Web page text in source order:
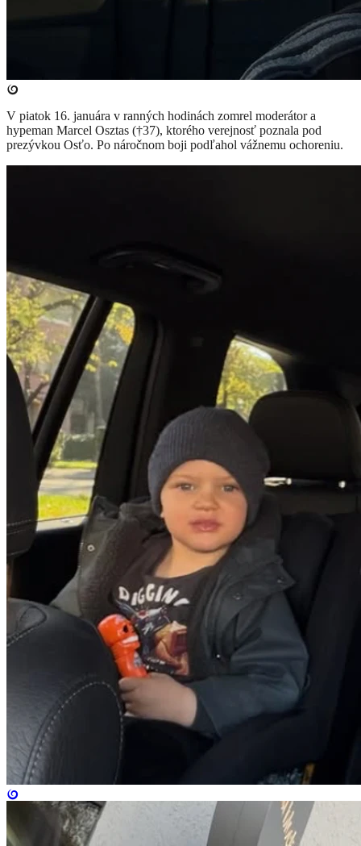
V piatok 16. januára v ranných hodinách zomrel moderátor a
hypeman Marcel Osztas (†37), ktorého verejnosť poznala pod
prezývkou Osťo. Po náročnom boji podľahol vážnemu ochoreniu.